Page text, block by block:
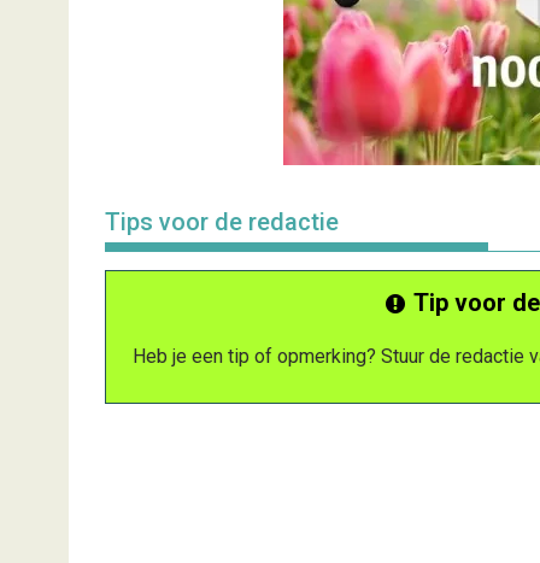
Tips voor de redactie
Tip voor
Heb je een tip of opmerking? Stuur de redactie